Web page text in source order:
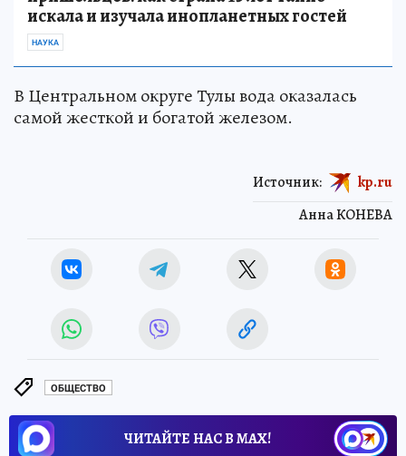
искала и изучала инопланетных гостей
НАУКА
В Центральном округе Тулы вода оказалась
самой жесткой и богатой железом.
Анна КОНЕВА
Источник: kp.ru
ОБЩЕСТВО
ЧИТАЙТЕ НАС В МАХ!